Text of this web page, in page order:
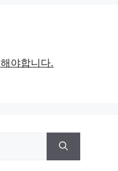
해야합니다.